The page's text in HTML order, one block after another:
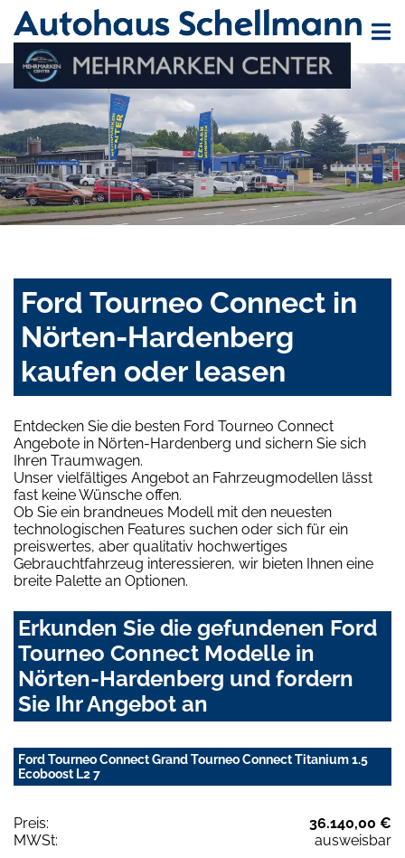
Ford Tourneo Connect in
Nörten-Hardenberg
kaufen oder leasen
Entdecken Sie die besten Ford Tourneo Connect
Angebote in Nörten-Hardenberg und sichern Sie sich
Ihren Traumwagen.
Unser vielfältiges Angebot an Fahrzeugmodellen lässt
fast keine Wünsche offen.
Ob Sie ein brandneues Modell mit den neuesten
technologischen Features suchen oder sich für ein
preiswertes, aber qualitativ hochwertiges
Gebrauchtfahrzeug interessieren, wir bieten Ihnen eine
breite Palette an Optionen.
Erkunden Sie die gefundenen Ford
Tourneo Connect Modelle in
Nörten-Hardenberg und fordern
Sie Ihr Angebot an
Ford Tourneo Connect Grand Tourneo Connect Titanium 1.5
Ecoboost L2 7
Preis:
36.140,00 €
MWSt:
ausweisbar